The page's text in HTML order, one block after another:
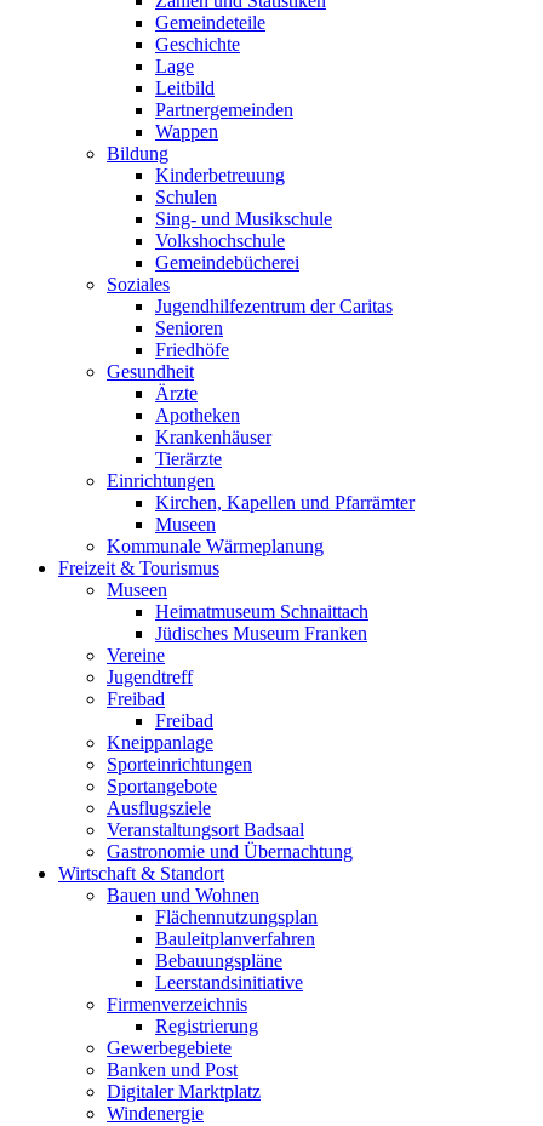
Gemeindeteile
Geschichte
Lage
Leitbild
Partnergemeinden
Wappen
Bildung
Kinderbetreuung
Schulen
Sing- und Musikschule
Volkshochschule
Gemeindebücherei
Soziales
Jugendhilfezentrum der Caritas
Senioren
Friedhöfe
Gesundheit
Ärzte
Apotheken
Krankenhäuser
Tierärzte
Einrichtungen
Kirchen, Kapellen und Pfarrämter
Museen
Kommunale Wärmeplanung
Freizeit & Tourismus
Museen
Heimatmuseum Schnaittach
Jüdisches Museum Franken
Vereine
Jugendtreff
Freibad
Freibad
Kneippanlage
Sporteinrichtungen
Sportangebote
Ausflugsziele
Veranstaltungsort Badsaal
Gastronomie und Übernachtung
Wirtschaft & Standort
Bauen und Wohnen
Flächennutzungsplan
Bauleitplanverfahren
Bebauungspläne
Leerstandsinitiative
Firmenverzeichnis
Registrierung
Gewerbegebiete
Banken und Post
Digitaler Marktplatz
Windenergie